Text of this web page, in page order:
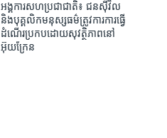
អង្គការ​សហប្រជាជាតិ៖ ជន​ស៊ីវិល
និង​បុគ្គលិក​មនុស្សធម៌​ត្រូវ​ការ​ការ​ធ្វើ​
ដំណើរ​ប្រកប​ដោយ​សុវត្ថិភាព​នៅ​
អ៊ុយក្រែន